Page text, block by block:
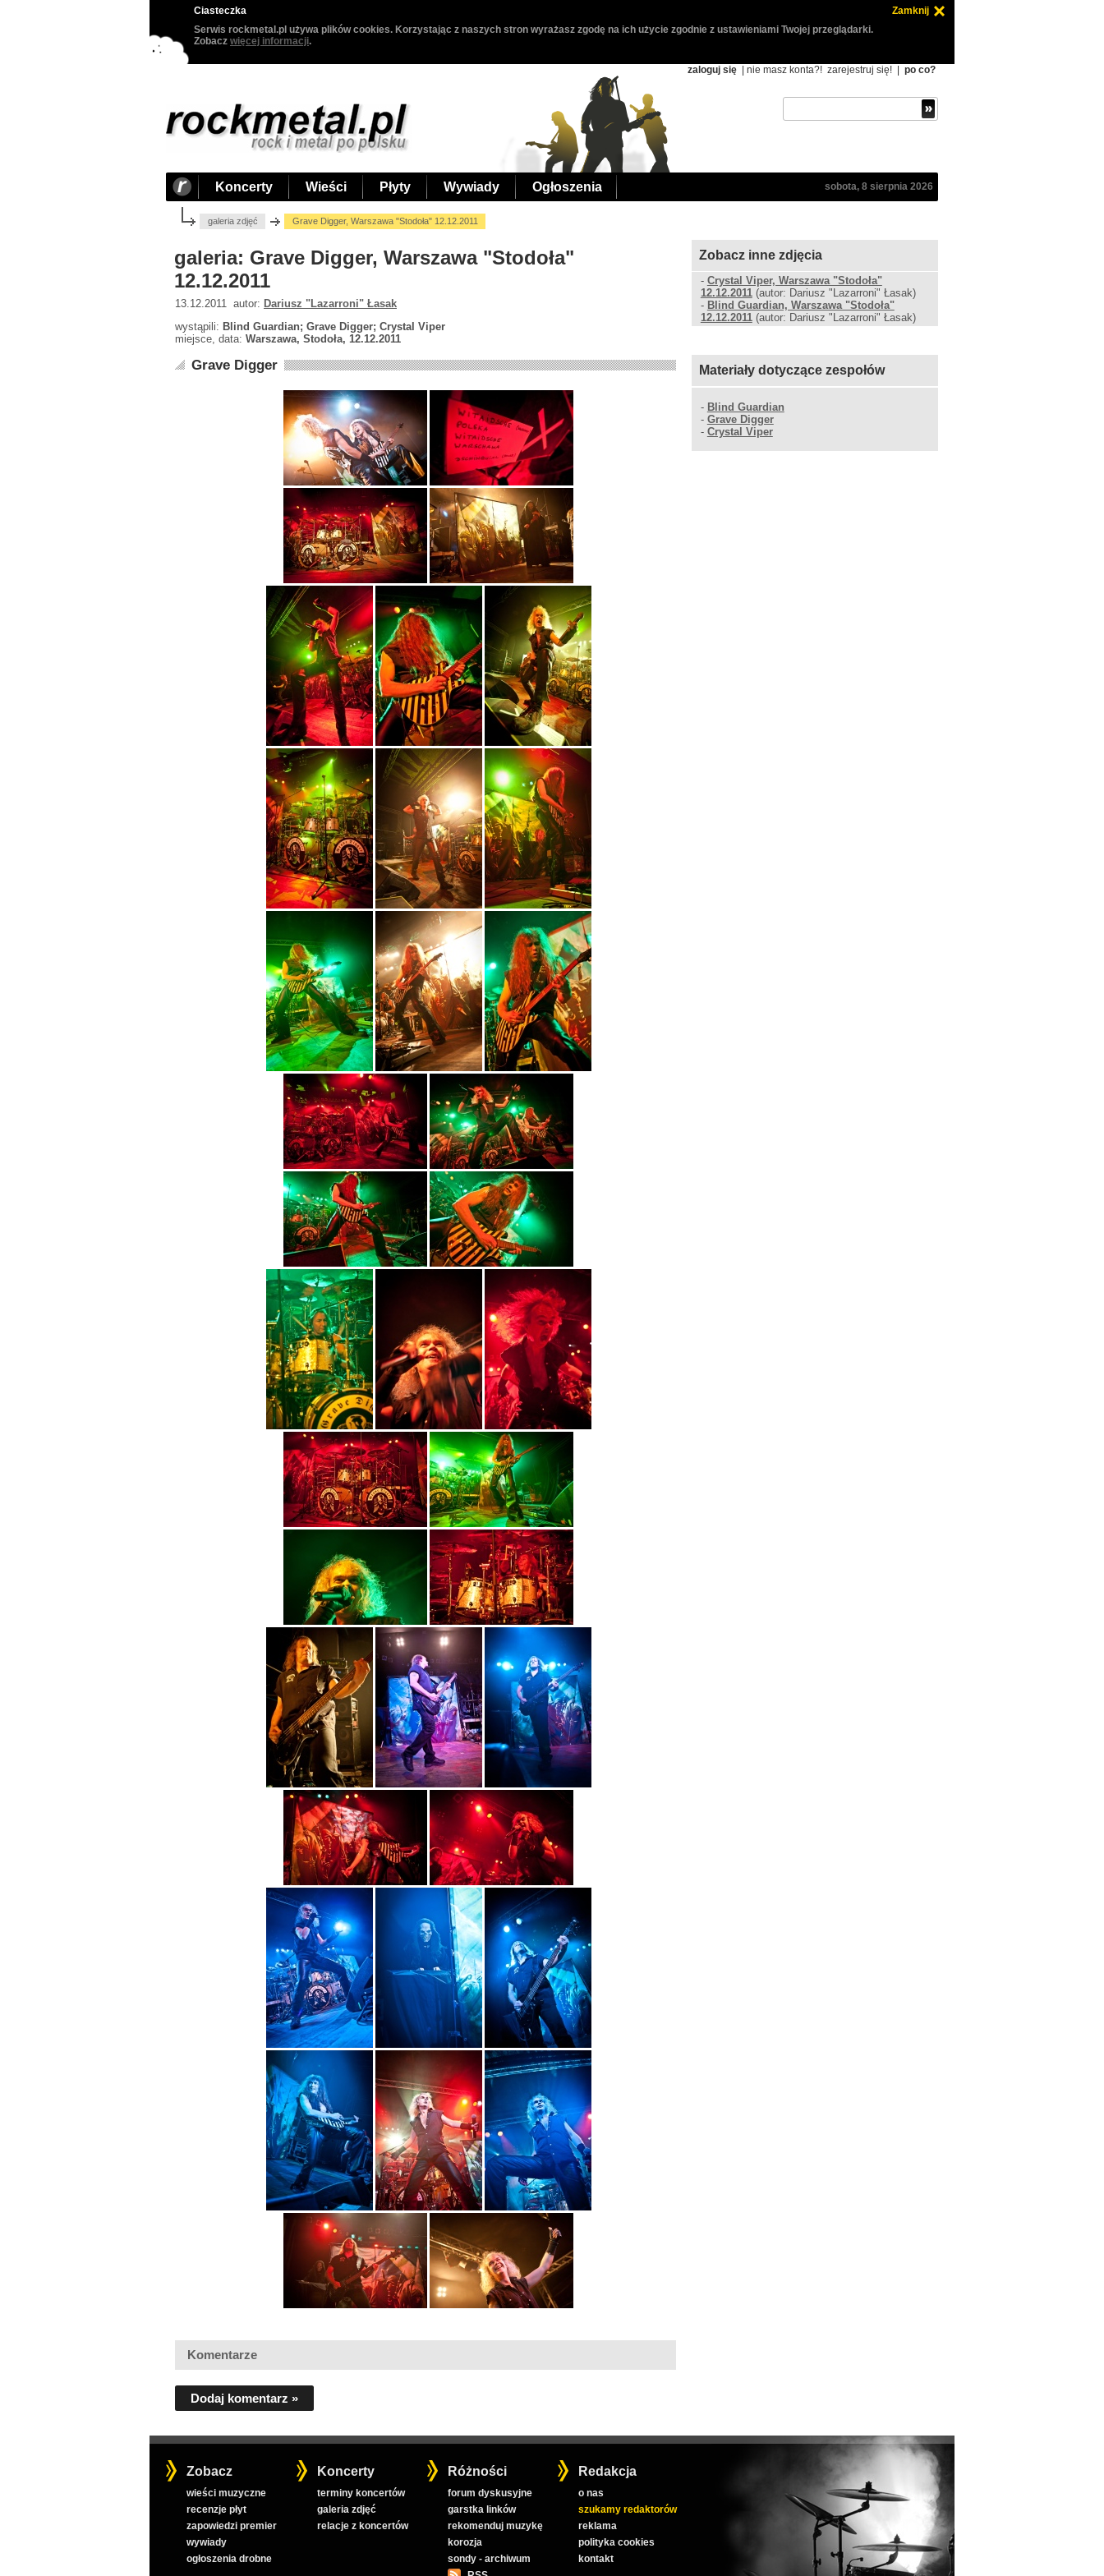
Ciasteczka
Zamknij
Serwis rockmetal.pl używa plików cookies. Korzystając z naszych stron wyrażasz zgodę na ich użycie zgodnie z ustawieniami Twojej przeglądarki.
Zobacz więcej informacji.
zaloguj się | nie masz konta?! zarejestruj się! po co?
Koncerty Wieści Płyty Wywiady Ogłoszenia sobota, 8 sierpnia 2026
galeria zdjęć Grave Digger, Warszawa "Stodoła" 12.12.2011
galeria: Grave Digger, Warszawa "Stodoła"
12.12.2011
13.12.2011 autor: Dariusz "Lazarroni" Łasak
wystąpili: Blind Guardian; Grave Digger; Crystal Viper
miejsce, data: Warszawa, Stodoła, 12.12.2011
Grave Digger
Komentarze
Dodaj komentarz »
Zobacz inne zdjęcia
- Crystal Viper, Warszawa "Stodoła"
12.12.2011(autor: Dariusz "Lazarroni" Łasak)
- Blind Guardian, Warszawa "Stodoła"
12.12.2011(autor: Dariusz "Lazarroni" Łasak)
Materiały dotyczące zespołów
- Blind Guardian
- Grave Digger
- Crystal Viper
Zobacz
wieści muzyczne
recenzje płyt
zapowiedzi premier
wywiady
ogłoszenia drobne
Koncerty
terminy koncertów
galeria zdjęć
relacje z koncertów
Różności
forum dyskusyjne
garstka linków
rekomenduj muzykę
korozja
sondy - archiwum
Redakcja
o nas
szukamy redaktorów
reklama
polityka cookies
kontakt